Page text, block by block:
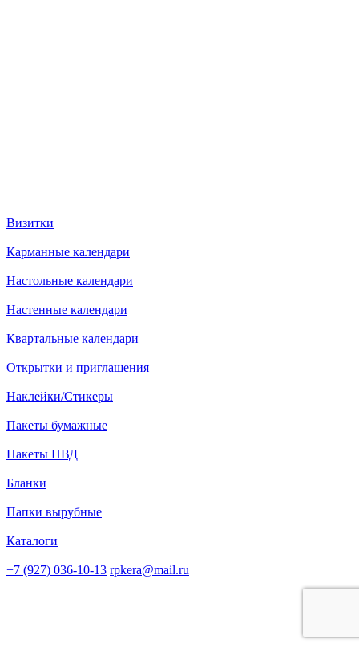
Визитки
Карманные календари
Настольные календари
Настенные календари
Квартальные календари
Открытки и приглашения
Наклейки/Стикеры
Пакеты бумажные
Пакеты ПВД
Бланки
Папки вырубные
Каталоги
+7 (927) 036-10-13 rpkera@mail.ru